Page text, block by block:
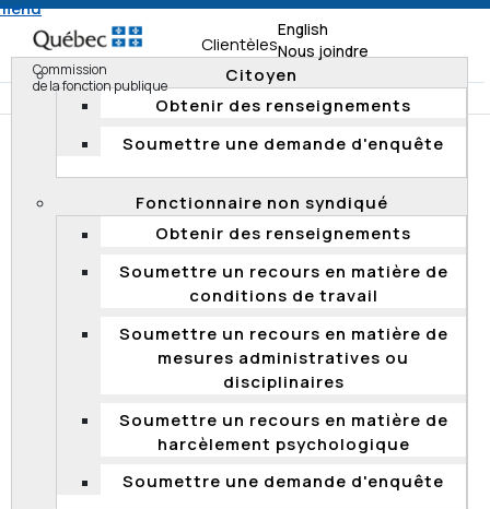
Commission
de la fonction publique
English
Nous joindre
Clientèles
Citoyen
Obtenir des renseignements
Soumettre une demande d'enquête
Fonctionnaire non syndiqué
Obtenir des renseignements
Soumettre un recours en matière de
conditions de travail
Soumettre un recours en matière de
mesures administratives ou
disciplinaires
Soumettre un recours en matière de
harcèlement psychologique
Soumettre une demande d'enquête
Accueil Documentation
Résumés d'enquête
Enquêtes 2017
Refus de l'admissibilité d'une candidature lors d'un
processus de qualification en vue du recrutement.
candidature lors d'un processus de
qualification en vue du recrutement
visées les résultats d'une enquête concernant
l'admission d'une candidature à un processus de
qualification tenu par la Société de l'assurance